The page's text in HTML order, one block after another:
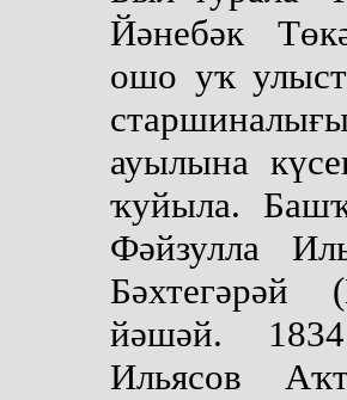
Йәнебәк
ошо уҡ
ауылына
ҡуйыла.
Фәйзулла
Бәхтегәрәй
йәшәй.
Ильясов